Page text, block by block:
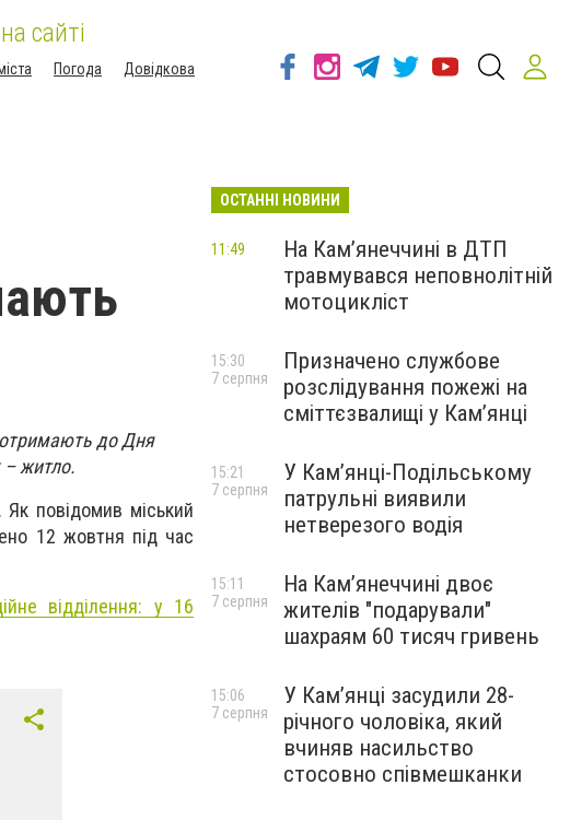
сайті
Погода
Довідкова
отримають до Дня
– житло.
Як повідомив міський
12 жовтня під час
відділення: у 16
ОСТАННІ НОВИНИ
На Кам’янеччині в ДТП
травмувався неповнолітній
мотоцикліст
11:49
Призначено службове
розслідування пожежі на
сміттєзвалищі у Кам’янці
15:30
7 серпня
У Кам’янці-Подільському
патрульні виявили
нетверезого водія
15:21
7 серпня
На Камʼянеччині двоє
жителів "подарували"
шахраям 60 тисяч гривень
15:11
7 серпня
У Камʼянці засудили 28-
річного чоловіка, який
вчиняв насильство
стосовно співмешканки
15:06
7 серпня